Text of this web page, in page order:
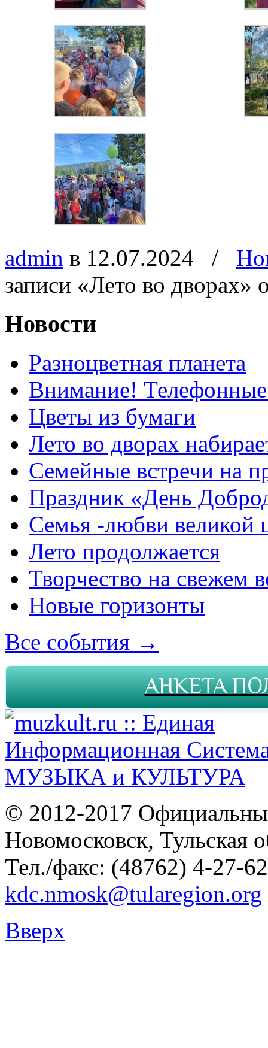
admin в 12.07.2024 /
записи «Лето во дворах»
Новости
Разноцветная планета
Внимание!
Цветы из бумаги
Лето во дворах
Семейные встречи на
Праздник «День
Семья -любви великой
Лето продолжается
Творчество на свежем
Новые горизонты
Все события →
АНКЕТА
© 2012-2017
Новомосковск, Тульская
Тел./факс: (48762) 4-27-
kdc.nmosk@tularegion.org
Вверх